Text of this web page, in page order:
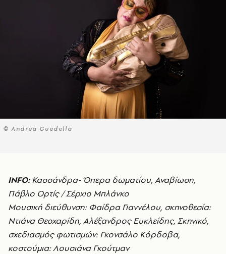
© Andrea Guedella
INFO:Κασσάνδρα- Όπερα δωματίου, Αναβίωση,
Πάβλο Ορτίς / Σέρχιο Μπλάνκο
Μουσική διεύθυνση: Φαίδρα Γιαννέλου, σκηνοθεσία:
Ντιάνα Θεοχαρίδη, Αλέξανδρος Ευκλείδης, Σκηνικό,
σχεδιασμός φωτισμών: Γκονσάλο Κόρδοβα,
κοστούμια: Λουσιάνα Γκούτμαν